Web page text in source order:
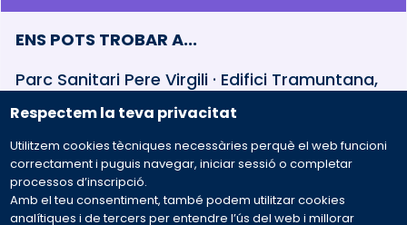
Respectem la teva privacitat
Utilitzem cookies tècniques necessàries perquè el web funcioni
correctament i puguis navegar, iniciar sessió o completar
processos d’inscripció.
Amb el teu consentiment, també podem utilitzar cookies
analítiques i de tercers per entendre l’ús del web i millorar
ENS POTS TROBAR A...
Parc Sanitari Pere Virgili · Edifici Tramuntana,
baixos Esteve Terradas, 30 · 08023 Barcelona
932 594 381
Preguntes freqüents